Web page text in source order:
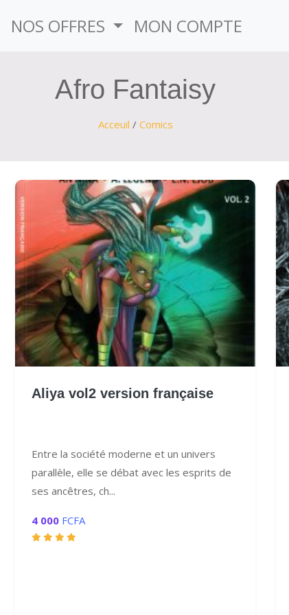
NOS OFFRES MON COMPTE
Afro Fantaisy
Acceuil / Comics
Aliya vol2 version française
Entre la société moderne et un univers
parallèle, elle se débat avec les esprits de
ses ancêtres, ch...
4 000FCFA